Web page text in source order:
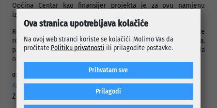
Općina Centar kao finansijer projekta je za ovu namjenu
izdvojila iznos od 14.330 KM.
Rebalansom budžeta Općine Centar za ovu godinu za projekte
rekonstrukcije, sanacije i izgradnje stepeništa, platoa,
pristupnih i pješačkih staza i rukohvatnih zaštitnih ograda
obezbijeđen je iznos od 2.360.000 KM.
07.08.2026.
RJEŠAVANJE DUGOGODIŠNJEG PROBLEMA PUTNE POVEZANOSTI
Započelo asfaltiranje Ulice Vranica Brijeg
Ova stranica upotrebljava kolačiće
Na ovoj web stranci koriste se kolačići. Molimo Vas da
pročitate Politiku privatnosti ili prilagodite postavke.
Prilagodi
Prihvatam sve